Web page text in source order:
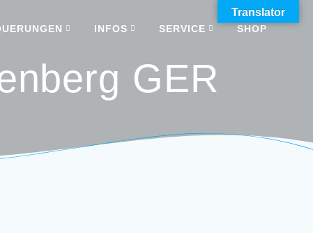
INFOS SERVICE SHOP
GER
Translator